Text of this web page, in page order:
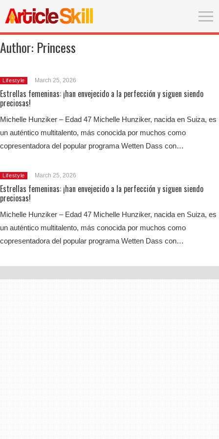
Author: Princess
Lifestyle March 25, 2026
Estrellas femeninas: ¡han envejecido a la perfección y siguen siendo
preciosas!
Michelle Hunziker – Edad 47 Michelle Hunziker, nacida en Suiza, es
un auténtico multitalento, más conocida por muchos como
copresentadora del popular programa Wetten Dass con…
Lifestyle March 25, 2026
Estrellas femeninas: ¡han envejecido a la perfección y siguen siendo
preciosas!
Michelle Hunziker – Edad 47 Michelle Hunziker, nacida en Suiza, es
un auténtico multitalento, más conocida por muchos como
copresentadora del popular programa Wetten Dass con…